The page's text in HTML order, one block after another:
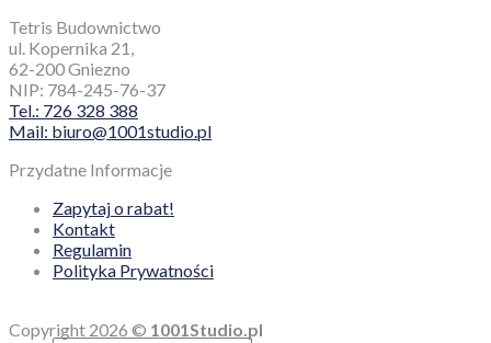
Tetris Budownictwo
ul. Kopernika 21,
62-200 Gniezno
NIP: 784-245-76-37
Tel.: 726 328 388
Mail: biuro@1001studio.pl
Przydatne Informacje
Zapytaj o rabat!
Kontakt
Regulamin
Polityka Prywatności
Copyright 2026 © 1001Studio.pl